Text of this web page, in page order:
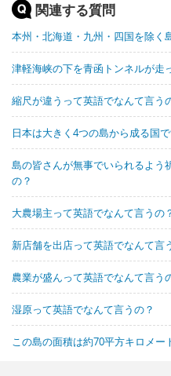
関連する質問
本州・北海道・九州・四国を除く
津軽海峡の下を青函トンネルが走
縮尺が違うって英語でなんて言う
日本は大きく4つの島から成る国
島の皆さんが無事でいられるよう
の？
大農場主って英語でなんて言うの
新店舗を出店って英語でなんて言
農業が盛んって英語でなんて言う
湿原って英語でなんて言うの？
この島の面積は約70平方キロメー